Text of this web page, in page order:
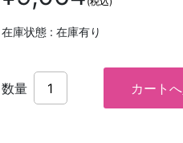
在庫状態 : 在庫有り
数量